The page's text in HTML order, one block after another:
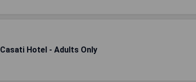
Casati Hotel - Adults Only